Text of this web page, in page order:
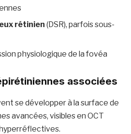
rétinien (DSR), parfois sous-
physiologique de la fovéa
associées
se développer à la surface de
avancées, visibles en OCT